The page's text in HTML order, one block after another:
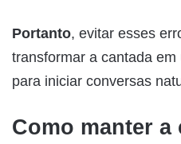
Portanto, evitar esses
transformar a cantada
para iniciar conversas
Como manter a